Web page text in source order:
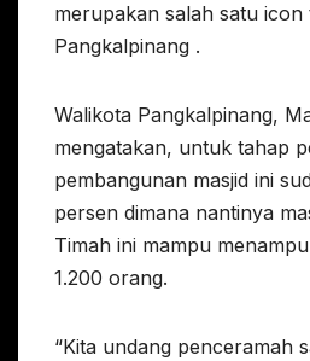
merupakan salah satu
Pangkalpinang .
Walikota Pangkalpinang,
mengatakan, untuk tahap
pembangunan masjid ini
persen dimana nantinya
Timah ini mampu
1.200 orang.
“Kita undang penceramah